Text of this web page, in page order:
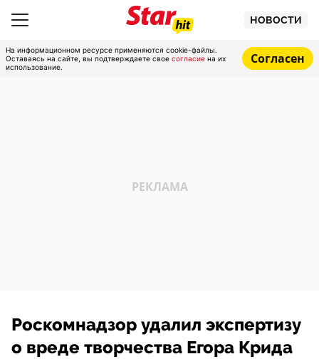
НОВОСТИ
На информационном ресурсе применяются cookie-файлы.
Оставаясь на сайте, вы подтверждаете свое согласие на их
использование.
Согласен
Роскомнадзор удалил экспертизу
о вреде творчества Егора Крида